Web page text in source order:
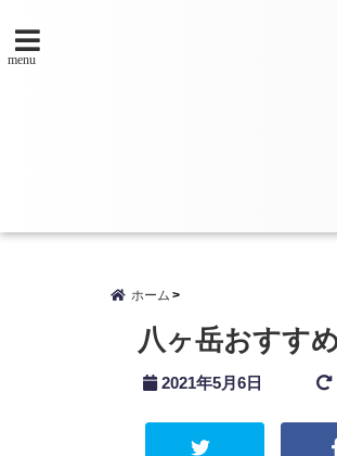
menu
ホーム
八ヶ岳おすす
2021年5月6日